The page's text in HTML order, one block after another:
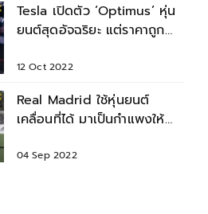
Tesla เปิดตัว ‘Optimus’ หุ่น
ยนต์สุดอัจฉริยะ แต่ราคาถูก
12 Oct 2022
Real Madrid ใช้หุ่นยนต์
เคลื่อนที่ได้ มาเป็นกำแพงให้
04 Sep 2022